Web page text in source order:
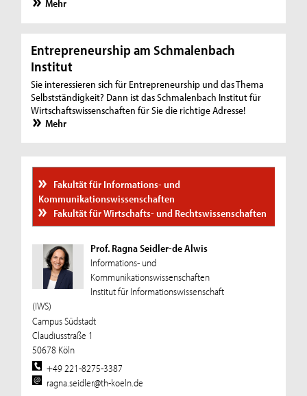
Mehr
Entrepreneurship am Schmalenbach
Institut
Sie interessieren sich für Entrepreneurship und das Thema
Selbstständigkeit? Dann ist das Schmalenbach Institut für
Wirtschaftswissenschaften für Sie die richtige Adresse!
Mehr
Fakultät für Informations- und
Kommunikationswissenschaften
Fakultät für Wirtschafts- und Rechtswissenschaften
Prof. Ragna Seidler-de Alwis
Informations- und
Kommunikationswissenschaften
Institut für Informationswissenschaft
(IWS)
Campus Südstadt
Claudiusstraße 1
50678 Köln
+49 221-8275-3387
ragna.seidler@th-koeln.de